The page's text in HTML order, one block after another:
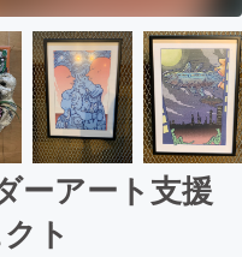
ーアート支援
ト